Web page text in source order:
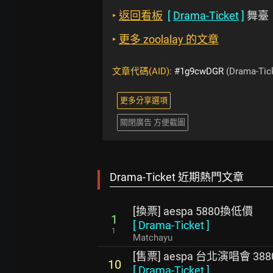
‣ 返回看板 [ Drama-Ticket] 舞臺
‣ 更多 zoolalay 的文章
文章代碼(AID): #1g9cwDGR (Drama-
更多分享選項
關閉廣告 方便截圖
Drama-Ticket 近期熱門文章
1
1
[換票] aespa 5880換低價
[ Drama-Ticket]
Matchayu
10
[售票] aespa 台北演唱會
[ Drama-Ticket]